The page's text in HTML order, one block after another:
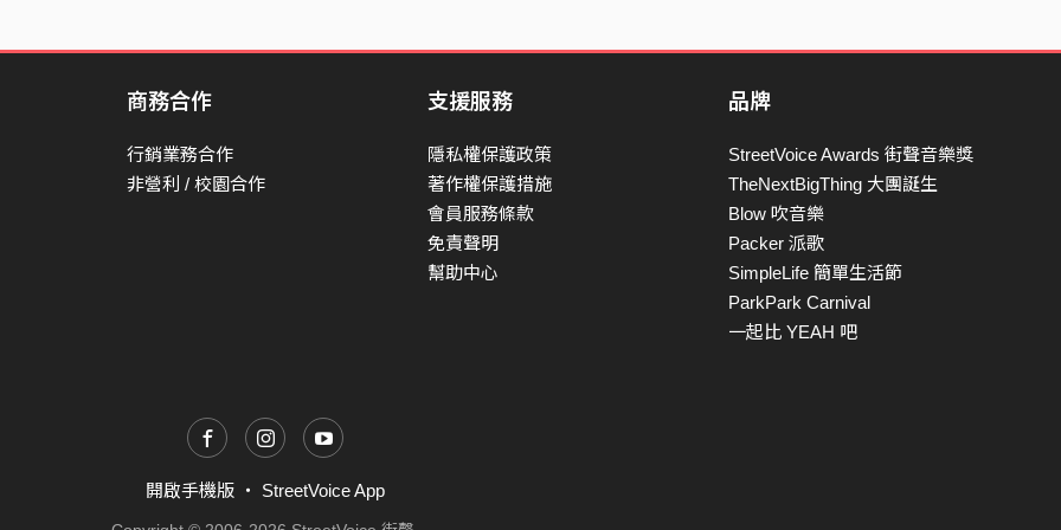
商務合作
行銷業務合作
非營利 / 校園合作
支援服務
隱私權保護政策
著作權保護措施
會員服務條款
免責聲明
幫助中心
品牌
StreetVoice Awards 街聲音樂獎
TheNextBigThing 大團誕生
Blow 吹音樂
Packer 派歌
SimpleLife 簡單生活節
ParkPark Carnival
一起比 YEAH 吧
開啟手機版 ・ StreetVoice App